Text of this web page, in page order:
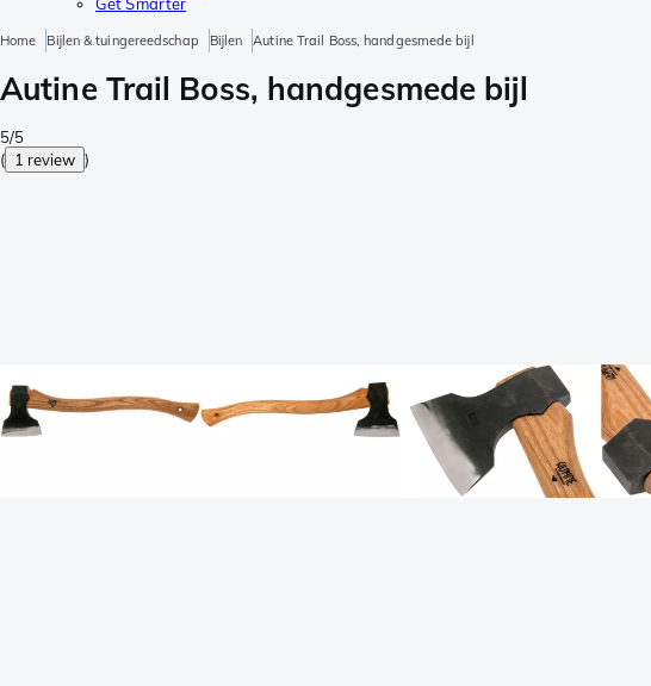
Home Bijlen & tuingereedschap Bijlen Autine Trail Boss, handgesmede bijl
Autine Trail Boss, handgesmede bijl
5/5
( 1 review )